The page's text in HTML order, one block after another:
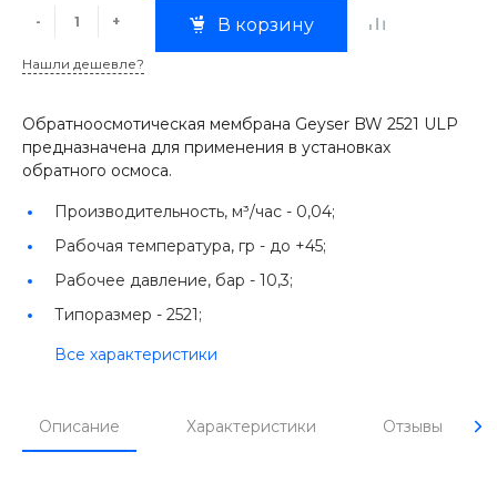
- + В корзину
Нашли дешевле?
Обратноосмотическая мембрана Geyser BW 2521 ULP
предназначена для применения в установках
обратного осмоса.
Производительность, м³/час - 0,04;
Рабочая температура, гр - до +45;
Рабочее давление, бар - 10,3;
Типоразмер - 2521;
Все характеристики
Описание Характеристики Отзывы